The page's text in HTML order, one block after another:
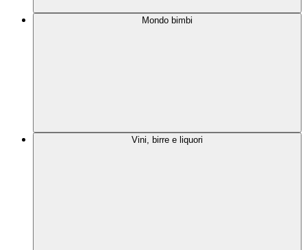
Mondo bimbi
Vini, birre e liquori